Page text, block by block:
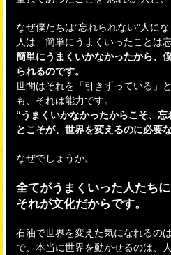
なぜ僕たちは“忘れられない”人に
人は、簡単にうまくいったことは
簡単にうまくいかなかったから、
られるのです。
世間はそれを「引きずっている」
も、それは能力です。
“うまくいかなかったからこそ、
とこそが、世界を変えるのに必要
なぜでしょうか。
全てがうまくいった人たちに
それが文化だからです。
石油で世界を変えた気になれるの
で、本当に世界を動かせるのは、